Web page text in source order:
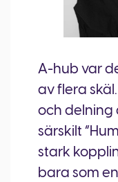
A-hub var
av flera
och delning
särskilt
stark
bara som